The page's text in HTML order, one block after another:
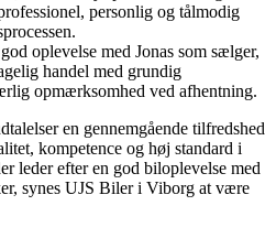
personlig og tålmodig
oplevelse med Jonas som sælger,
handel med grundig
opmærksomhed ved afhentning.
en gennemgående tilfredshed
kompetence og høj standard i
leder efter en god biloplevelse med
synes UJS Biler i Viborg at være